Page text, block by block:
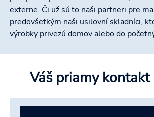
externe. Či už sú to naši partneri pre
predovšetkým naši usilovní skladníci,
výrobky privezú domov alebo do
Váš priamy kontakt